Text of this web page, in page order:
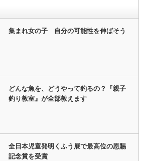
集まれ女の子 自分の可能性を伸ばそう
どんな魚を、どうやって釣るの？『親子
釣り教室』が全部教えます
全日本児童発明くふう展で最高位の恩賜
記念賞を受賞